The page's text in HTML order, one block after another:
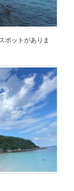
ポットがありま